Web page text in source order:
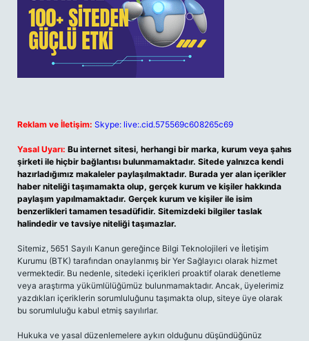
Reklam ve İletişim: Skype: live:.cid.575569c608265c69
Yasal Uyarı: Bu internet sitesi, herhangi bir marka, kurum veya şahıs
şirketi ile hiçbir bağlantısı bulunmamaktadır. Sitede yalnızca kendi
hazırladığımız makaleler paylaşılmaktadır. Burada yer alan içerikler
haber niteliği taşımamakta olup, gerçek kurum ve kişiler hakkında
paylaşım yapılmamaktadır. Gerçek kurum ve kişiler ile isim
benzerlikleri tamamen tesadüfidir. Sitemizdeki bilgiler taslak
halindedir ve tavsiye niteliği taşımazlar.
Sitemiz, 5651 Sayılı Kanun gereğince Bilgi Teknolojileri ve İletişim
Kurumu (BTK) tarafından onaylanmış bir Yer Sağlayıcı olarak hizmet
vermektedir. Bu nedenle, sitedeki içerikleri proaktif olarak denetleme
veya araştırma yükümlülüğümüz bulunmamaktadır. Ancak, üyelerimiz
yazdıkları içeriklerin sorumluluğunu taşımakta olup, siteye üye olarak
bu sorumluluğu kabul etmiş sayılırlar.
Hukuka ve yasal düzenlemelere aykırı olduğunu düşündüğünüz